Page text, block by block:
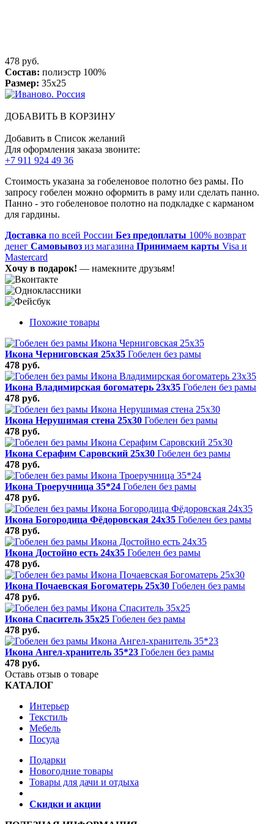
478 руб.
Состав: полиэстр 100%
Размер: 35х25
ДОБАВИТЬ В КОРЗИНУ
Добавить в Список желаний
Для оформления заказа звоните:
+7 911 924 49 36
Стоимость указана за гобеленовое полотно без рамы. По
запросу гобелен можно оформить в раму или сделать панно.
Панно - это гобеленовое полотно на подкладке с карманом
для гардины.
Доставка по всей России Без предоплаты 100% возврат
денег Самовывоз из магазина Принимаем карты Visa и
Mastercard
Хочу в подарок! — намекните друзьям!
Похожие товары
Икона Черниговская 25х35 Гобелен без рамы
478 руб.
Икона Владимирская богоматерь 23х35 Гобелен без рамы
478 руб.
Икона Нерушимая стена 25х30 Гобелен без рамы
478 руб.
Икона Серафим Саровский 25х30 Гобелен без рамы
478 руб.
Икона Троеручница 35*24 Гобелен без рамы
478 руб.
Икона Богородица Фёдоровская 24х35 Гобелен без рамы
478 руб.
Икона Достойно есть 24х35 Гобелен без рамы
478 руб.
Икона Почаевская Богоматерь 25х30 Гобелен без рамы
478 руб.
Икона Спаситель 35х25 Гобелен без рамы
478 руб.
Икона Ангел-хранитель 35*23 Гобелен без рамы
478 руб.
Оставь отзыв о товаре
КАТАЛОГ
Интерьер
Текстиль
Мебель
Посуда
Подарки
Новогодние товары
Товары для дачи и отдыха
Скидки и акции